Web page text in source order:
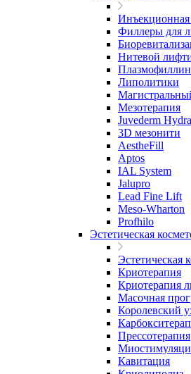
Инъекционная
Филлеры для
Нитевой
Липолитики
Мезотерапия
Juvederm
3D мезонити
AestheFill
Aptos
IAL System
Jalupro
Lead Fine Lift
Meso-Wharton
Profhilo
Эстетическая
Эстетическая
Криотерапия
Криотерапия
Масочная
Королевский
Прессотерапия
Кавитация